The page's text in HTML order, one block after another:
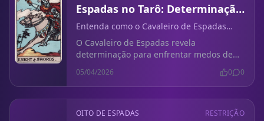
Espadas no Tarô: Determinação
em Carreira
Entenda como o Cavaleiro de Espadas
representa determinação diante dos
medos profissionais.
O Cavaleiro de Espadas revela
determinação para enfrentar medos de
carreira e a síndrome do impostor. Aja
com confiança hoje.
05/04/2026 0 0
OITO DE ESPADAS RESTRIÇÃO